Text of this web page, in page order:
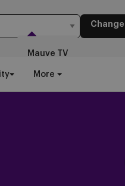
Change
More
Mauve TV